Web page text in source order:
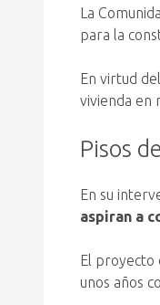
La
para la
En virtud
vivienda en
Pisos
En su
aspiran a
El proyecto
unos años